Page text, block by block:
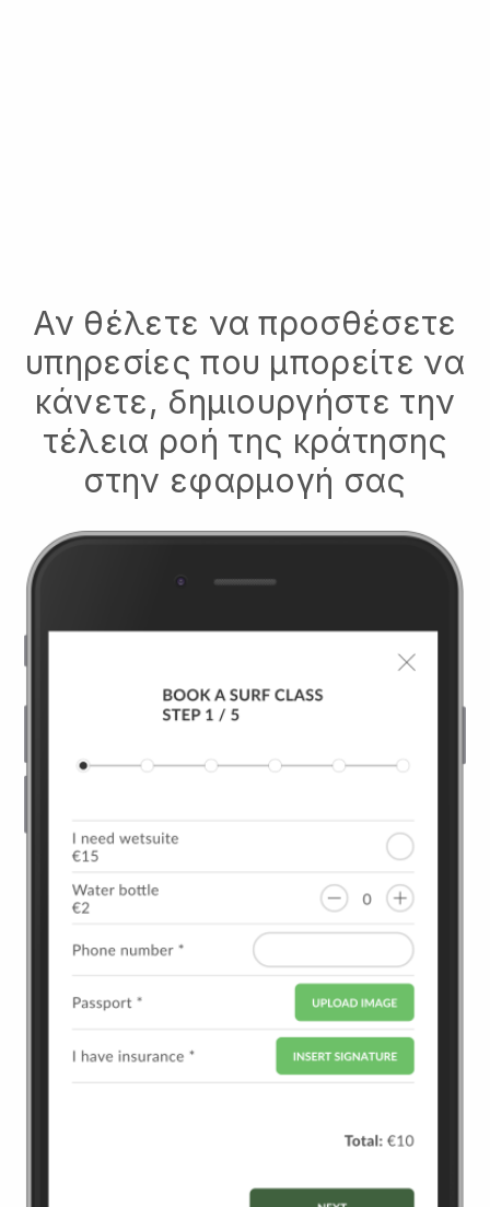
Αν θέλετε να προσθέσετε
υπηρεσίες που μπορείτε να
κάνετε, δημιουργήστε την
τέλεια ροή της κράτησης
στην εφαρμογή σας